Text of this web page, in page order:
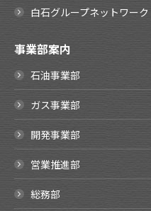
白石グループネットワーク
事業部案内
石油事業部
ガス事業部
開発事業部
営業推進部
総務部